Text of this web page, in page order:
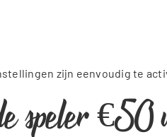
zijn eenvoudig te
speler €50